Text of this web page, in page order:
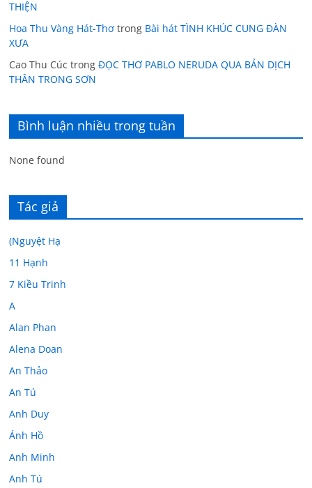
THIỆN
Hoa Thu Vàng Hát-Thơ trong Bài hát TÌNH KHÚC CUNG ĐÀN
XƯA
Cao Thu Cúc trongĐỌC THƠ PABLO NERUDA QUA BẢN DỊCH
THÂN TRONG SƠN
Bình luận nhiều trong tuần
None found
Tác giả
(Nguyệt Hạ
11 Hạnh
7 Kiều Trinh
A
Alan Phan
Alena Doan
An Thảo
An Tú
Anh Duy
Ánh Hồ
Anh Minh
Anh Tú